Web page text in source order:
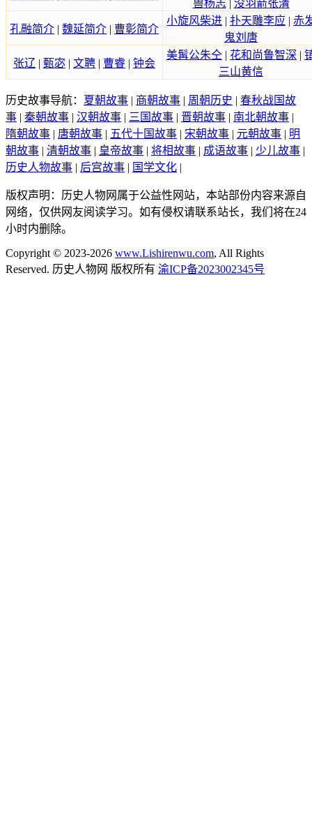
兽杨志| 没羽箭张清
孔融简介 | 魏延简介 | 曹彰简介
小旋风柴进 | 扑天雕李应 | 赤
鬼刘唐
张辽 | 甄宓 | 文聘 | 曹睿 | 钟会
美髯公朱仝 | 花和尚鲁智深 |
三山黄信
历史故事导航： 夏朝故事 | 商朝故事 | 周朝历史 | 春秋战国故
事 | 秦朝故事 | 汉朝故事 | 三国故事 | 晋朝故事 | 南北朝故事 |
隋朝故事 | 唐朝故事 | 五代十国故事 | 宋朝故事 | 元朝故事 | 明
朝故事 | 清朝故事 | 皇帝故事 | 将相故事 | 成语故事 | 少儿故事 |
历史人物故事 | 后宫故事 | 国学文化 |
版权声明：历史人物网属于公益性网站，本站部份内容来源自
网络，仅供网友阅读学习。如有侵权请联系站长，我们将在24
小时内删除。
Copyright © 2023-2026 www.Lishirenwu.com, All Rights
Reserved. 历史人物网 版权所有 渝ICP备2023002345号